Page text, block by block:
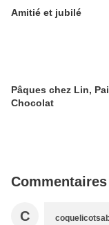
Amitié et jubilé
Pâques chez Lin,
Chocolat
Commentaires
C